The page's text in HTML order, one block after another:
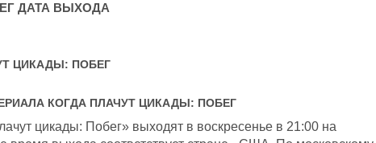
ДАТА ВЫХОДА
ЦИКАДЫ: ПОБЕГ
КОГДА ПЛАЧУТ ЦИКАДЫ: ПОБЕГ
цикады: Побег» выходят в воскресенье в 21:00 на